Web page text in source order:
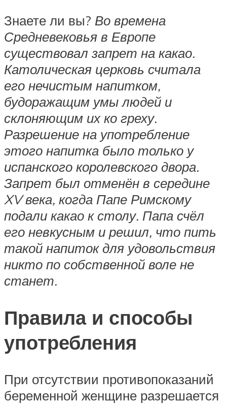
Знаете ли вы? Во времена
Средневековья в Европе
существовал запрет на какао.
Католическая церковь считала
его нечистым напитком,
будоражащим умы людей и
склоняющим их ко греху.
Разрешение на употребление
этого напитка было только у
испанского королевского двора.
Запрет был отменён в середине
XV века, когда Папе Римскому
подали какао к столу. Папа счёл
его невкусным и решил, что пить
такой напиток для удовольствия
никто по собственной воле не
станет.
Правила и способы
употребления
При отсутствии противопоказаний
беременной женщине разрешается